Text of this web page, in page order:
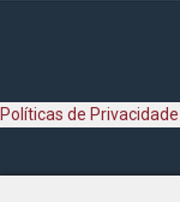
Políticas de Privacidade